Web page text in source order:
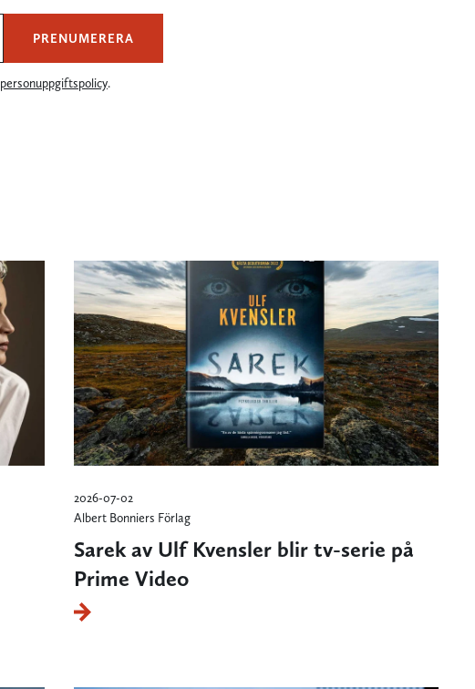
PRENUMERERA
personuppgiftspolicy.
2026-07-02
Albert Bonniers Förlag
Sarek av Ulf Kvensler blir tv-serie på
Prime Video